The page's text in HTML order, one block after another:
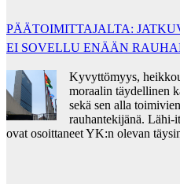
PÄÄTOIMITTAJALTA:
EI SOVELLU ENÄÄN
Kyvyttömyys,
moraalin täydellinen
sekä sen alla
rauhantekijänä. Lähi-
ovat osoittaneet YK:n olevan